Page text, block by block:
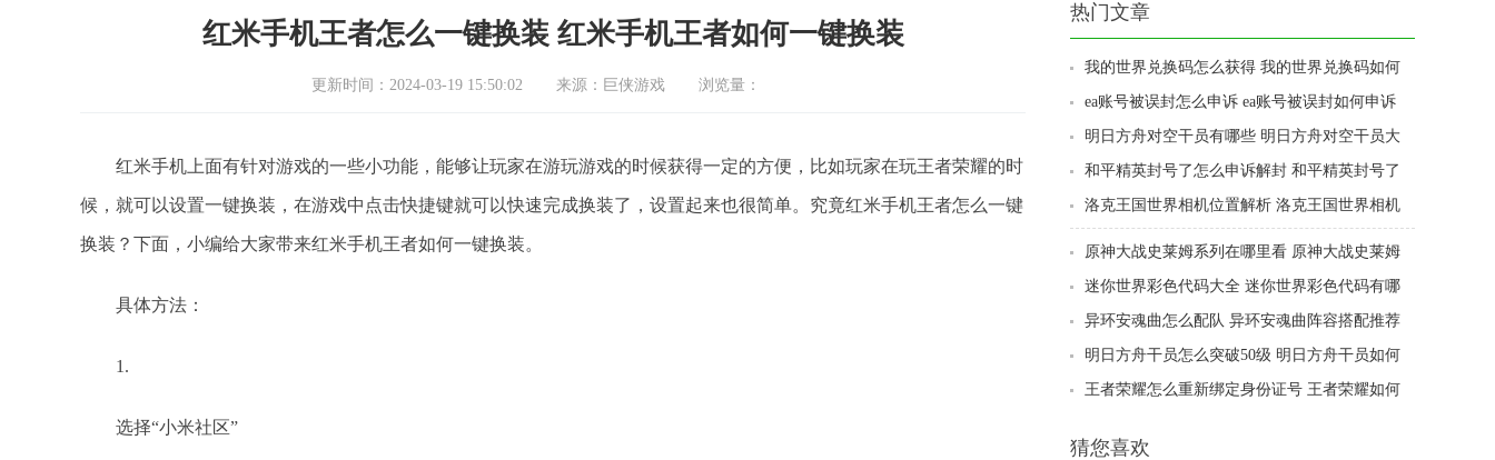
红米手机王者怎么一键换装 红米手机王者如何一键换装
更新时间：2024-03-19 15:50:02 来源：巨侠游戏 浏览量：
红米手机上面有针对游戏的一些小功能，能够让玩家在游玩游戏的时候获得一定的方便，比如玩家在玩王者荣耀的时
候，就可以设置一键换装，在游戏中点击快捷键就可以快速完成换装了，设置起来也很简单。究竟红米手机王者怎么一键
换装？下面，小编给大家带来红米手机王者如何一键换装。
具体方法：
1.
选择“小米社区”
热门文章
我的世界兑换码怎么获得 我的世界兑换码如何
获得
ea账号被误封怎么申诉 ea账号被误封如何申诉
明日方舟对空干员有哪些 明日方舟对空干员大
全
和平精英封号了怎么申诉解封 和平精英封号了
如何申诉解封
洛克王国世界相机位置解析 洛克王国世界相机
位置在哪
原神大战史莱姆系列在哪里看 原神大战史莱姆
哪里可以看
迷你世界彩色代码大全 迷你世界彩色代码有哪
些
异环安魂曲怎么配队 异环安魂曲阵容搭配推荐
明日方舟干员怎么突破50级 明日方舟干员如何
突破50级
王者荣耀怎么重新绑定身份证号 王者荣耀如何
猜您喜欢